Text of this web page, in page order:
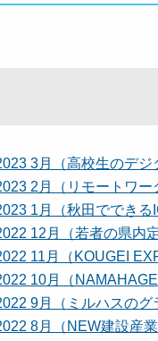
3月（高校生のデジ
2月（リモートワー
1月（秋田でできる
12月（若者の県内定
11月（KOUGEI
10月（NAMAHAGE
9月（ミルハスのグ
8月（NEW建設産業